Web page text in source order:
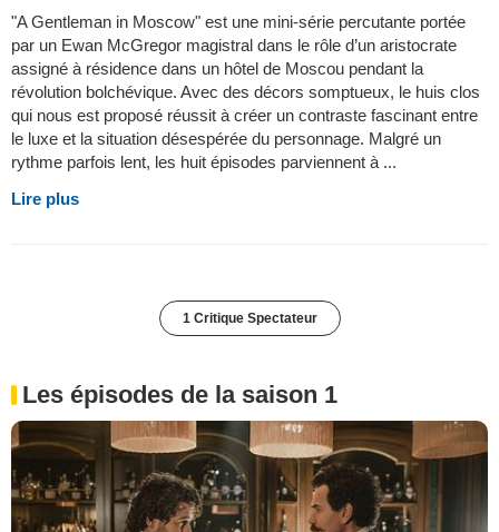
"A Gentleman in Moscow" est une mini-série percutante portée
par un Ewan McGregor magistral dans le rôle d’un aristocrate
assigné à résidence dans un hôtel de Moscou pendant la
révolution bolchévique. Avec des décors somptueux, le huis clos
qui nous est proposé réussit à créer un contraste fascinant entre
le luxe et la situation désespérée du personnage. Malgré un
rythme parfois lent, les huit épisodes parviennent à ...
Lire plus
1 Critique Spectateur
Les épisodes de la saison 1